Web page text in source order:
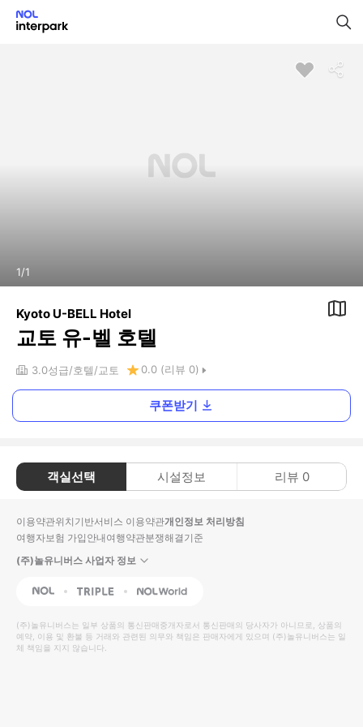
1/1
Kyoto U-BELL Hotel
교토 유-벨 호텔
3.0성급 호텔 교토 0.0 (리뷰 0)
쿠폰받기
객실선택 시설정보 리뷰 0
이용약관위치기반서비스 이용약관개인정보 처리방침
여행자보험 가입안내여행약관분쟁해결기준
(주)놀유니버스 사업자 정보
NOL Triple Interpark Global
(주)놀유니버스는 일부 상품의 통신판매중개자로서 통신판매의 당사자가 아니므로, 상품의
예약, 이용 및 환불 등 거래와 관련된 의무와 책임은 판매자에게 있으며 (주)놀유니버스는 일
체 책임을 지지 않습니다.